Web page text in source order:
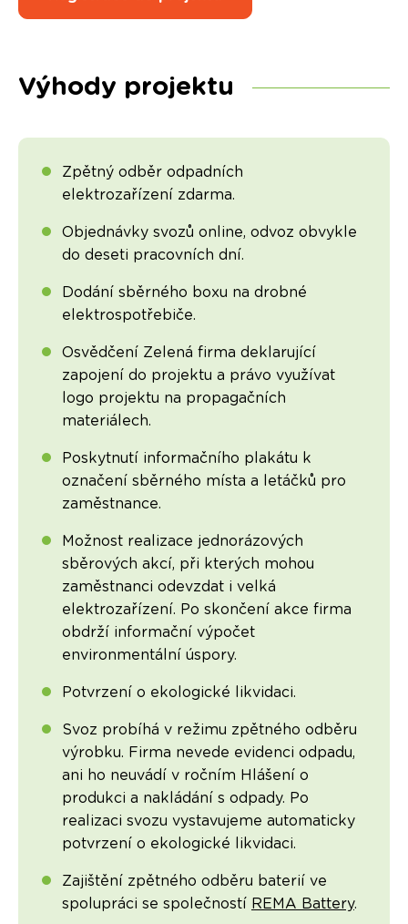
Výhody projektu
Zpětný odběr odpadních
elektrozařízení zdarma.
Objednávky svozů online, odvoz obvykle
do deseti pracovních dní.
Dodání sběrného boxu na drobné
elektrospotřebiče.
Osvědčení Zelená firma deklarující
zapojení do projektu a právo využívat
logo projektu na propagačních
materiálech.
Poskytnutí informačního plakátu k
označení sběrného místa a letáčků pro
zaměstnance.
Možnost realizace jednorázových
sběrových akcí, při kterých mohou
zaměstnanci odevzdat i velká
elektrozařízení. Po skončení akce firma
obdrží informační výpočet
environmentální úspory.
Potvrzení o ekologické likvidaci.
Svoz probíhá v režimu zpětného odběru
výrobku. Firma nevede evidenci odpadu,
ani ho neuvádí v ročním Hlášení o
produkci a nakládání s odpady. Po
realizaci svozu vystavujeme automaticky
potvrzení o ekologické likvidaci.
Zajištění zpětného odběru baterií ve
spolupráci se společností REMA Battery.